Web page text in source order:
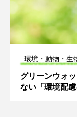
環境・動物・生
グリーンウォ
ない「環境配慮